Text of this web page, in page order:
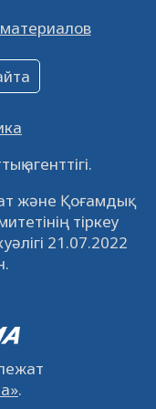
61039
22
14941 0
агенттігі.
және Қоғамдық
тіркеу
21.07.2022
.